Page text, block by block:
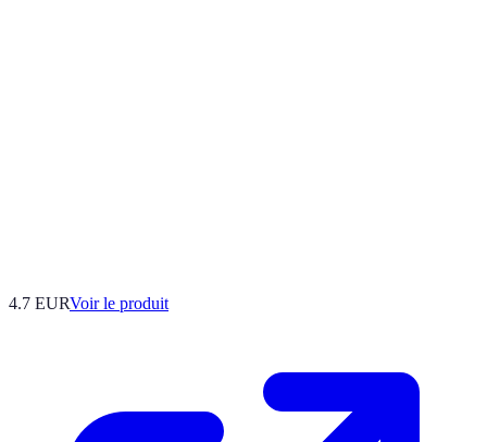
4.7 EURVoir le produit